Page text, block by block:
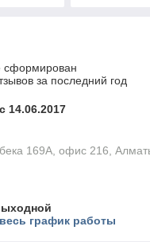
сформирован
за последний год
14.06.2017
169А, офис 216,
график работы